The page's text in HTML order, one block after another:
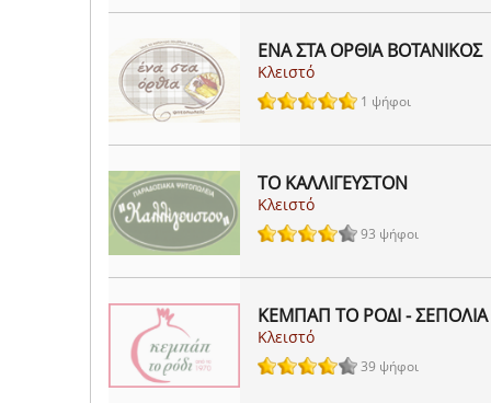
ΕΝΑ ΣΤΑ ΟΡΘΙΑ ΒΟΤΑΝΙΚΟΣ
Κλειστό
1 ψήφοι
ΤΟ ΚΑΛΛΙΓΕΥΣΤΟΝ
Κλειστό
93 ψήφοι
ΚΕΜΠΑΠ ΤΟ ΡΟΔΙ - ΣΕΠΟΛΙΑ
Κλειστό
39 ψήφοι